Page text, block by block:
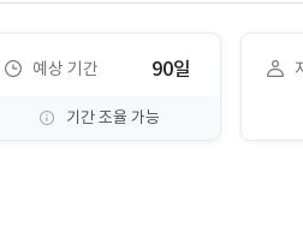
예상 기간 90일
기간 조율 가능